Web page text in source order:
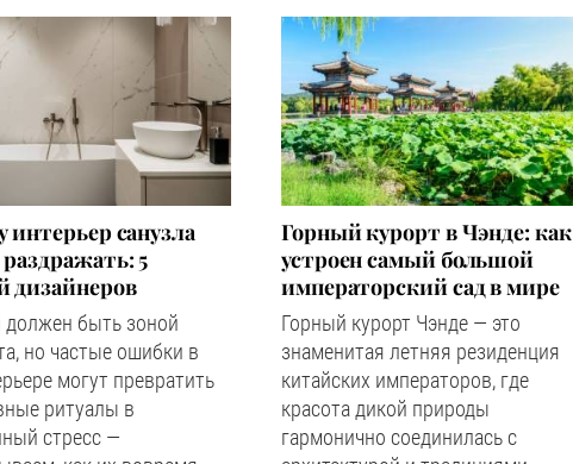
интерьер санузла
5
дизайнеров
должен быть зоной
но частые ошибки в
могут превратить
ритуалы в
стресс —
Горный курорт в Чэнде: как
устроен самый большой
императорский сад в мире
Горный курорт Чэнде — это
знаменитая летняя резиденция
китайских императоров, где
красота дикой природы
гармонично соединилась с